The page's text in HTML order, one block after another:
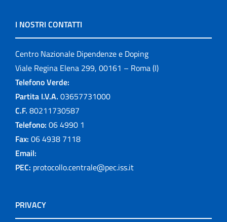
I NOSTRI CONTATTI
Centro Nazionale Dipendenze e Doping
Viale Regina Elena 299, 00161 – Roma (I)
Telefono Verde:
Partita I.V.A. 03657731000
C.F. 80211730587
Telefono: 06 4990 1
Fax: 06 4938 7118
Email:
PEC: protocollo.centrale@pec.iss.it
PRIVACY